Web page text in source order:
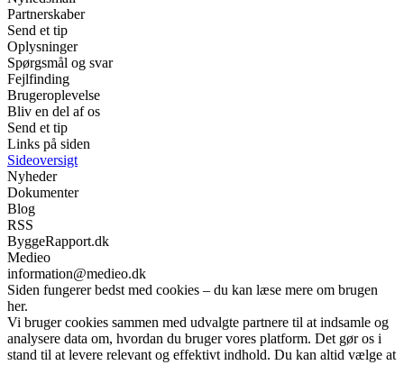
Partnerskaber
Send et tip
Oplysninger
Spørgsmål og svar
Fejlfinding
Brugeroplevelse
Bliv en del af os
Send et tip
Links på siden
Sideoversigt
Nyheder
Dokumenter
Blog
RSS
ByggeRapport.dk
Medieo
information@medieo.dk
Siden fungerer bedst med cookies – du kan læse mere om brugen
her.
Vi bruger cookies sammen med udvalgte partnere til at indsamle og
analysere data om, hvordan du bruger vores platform. Det gør os i
stand til at levere relevant og effektivt indhold. Du kan altid vælge at